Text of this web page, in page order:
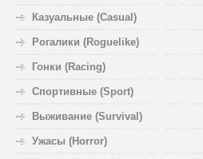
Казуальные (Casual)
Рогалики (Roguelike)
Гонки (Racing)
Спортивные (Sport)
Выживание (Survival)
Ужасы (Horror)